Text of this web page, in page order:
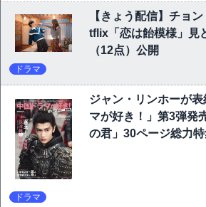
【きょう配信】チョ
tflix「恋は飴模様」見
（12点）公開
ドラマ
ジャン・リンホーが
マが好き！」第3弾
の君」30ページ総力
ドラマ